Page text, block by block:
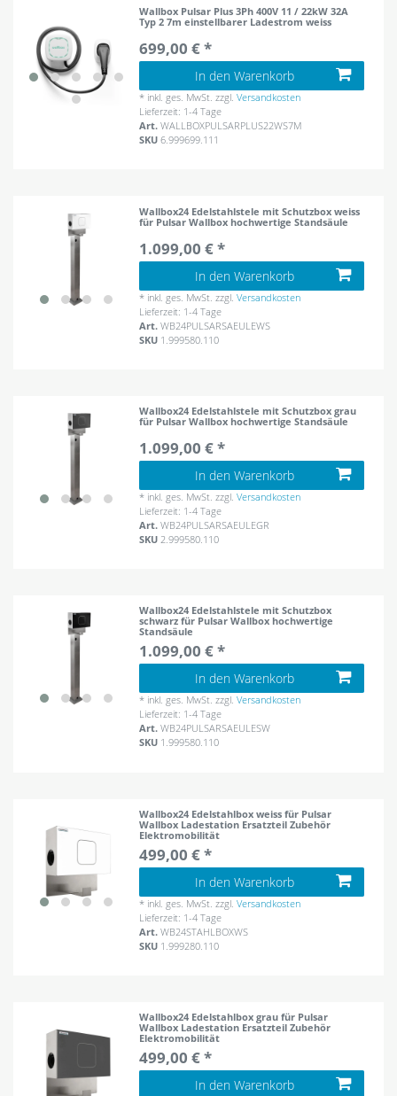
Wallbox Pulsar Plus 3Ph 400V 11 / 22kW 32A
Typ 2 7m einstellbarer Ladestrom weiss
699,00 € *
In den Warenkorb
* inkl. ges. MwSt. zzgl.Versandkosten
Lieferzeit: 1-4 Tage
Art.WALLBOXPULSARPLUS22WS7M
SKU6.999699.111
Wallbox24 Edelstahlstele mit Schutzbox weiss
für Pulsar Wallbox hochwertige Standsäule
1.099,00 € *
In den Warenkorb
* inkl. ges. MwSt. zzgl.Versandkosten
Lieferzeit: 1-4 Tage
Art.WB24PULSARSAEULEWS
SKU 1.999580.110
Wallbox24 Edelstahlstele mit Schutzbox grau
für Pulsar Wallbox hochwertige Standsäule
1.099,00 € *
In den Warenkorb
* inkl. ges. MwSt. zzgl.Versandkosten
Lieferzeit: 1-4 Tage
Art.WB24PULSARSAEULEGR
SKU2.999580.110
Wallbox24 Edelstahlstele mit Schutzbox
schwarz für Pulsar Wallbox hochwertige
Standsäule
1.099,00 € *
In den Warenkorb
* inkl. ges. MwSt. zzgl.Versandkosten
Lieferzeit: 1-4 Tage
Art.WB24PULSARSAEULESW
SKU 1.999580.110
Wallbox24 Edelstahlbox weiss für Pulsar
Wallbox Ladestation Ersatzteil Zubehör
Elektromobilität
499,00 € *
In den Warenkorb
* inkl. ges. MwSt. zzgl.Versandkosten
Lieferzeit: 1-4 Tage
Art.WB24STAHLBOXWS
SKU 1.999280.110
Wallbox24 Edelstahlbox grau für Pulsar
Wallbox Ladestation Ersatzteil Zubehör
Elektromobilität
499,00 € *
In den Warenkorb